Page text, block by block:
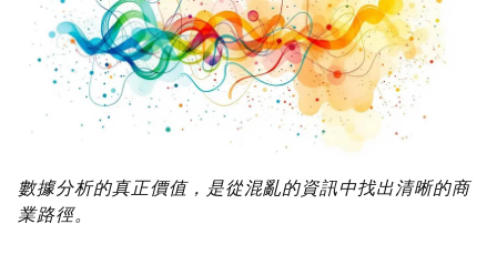
數據分析的真正價值，是從混亂的資訊中找出清晰的商
業路徑。